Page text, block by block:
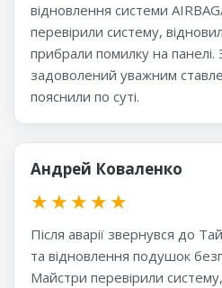
відновлення системи
перевірили систему,
прибрали помилку на панелі.
задоволений уважним
пояснили по суті.
Андрей Коваленко
★★★★★
Після аварії звернувся до
та відновлення подушок
Майстри перевірили